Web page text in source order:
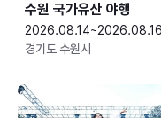
수원 국가유산 야행
2026.08.14~2026.08.16
경기도 수원시